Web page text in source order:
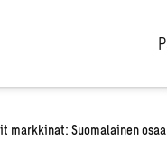
markkinat: Suomalainen